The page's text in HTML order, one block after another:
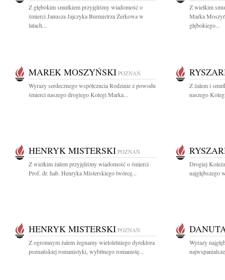
Z głębokim smutkiem przyjęliśmy wiadomość o
śmierci Janusza Jajczyka Burmistrza Żerkowa w
latach...
Z wielkim
Marka
głębokiego...
MAREK MOSZYŃSKI POZNAŃ
Wyrazy serdecznego współczucia Rodzinie z powodu
śmierci naszego drogiego Kolegi Marka...
Z żalem i
naszego
HENRYK MISTERSKI POZNAŃ
Z wielkim żalem przyjęliśmy wiadomość o śmierci
Prof. dr. hab. Henryka Misterskiego twórcę...
Drogiej
najgłębszego
HENRYK MISTERSKI POZNAŃ
Z ogromnym żalem żegnamy wieloletniego dyrektora
poznańskiej romanistyki, wybitnego romanistę...
Wyrazy